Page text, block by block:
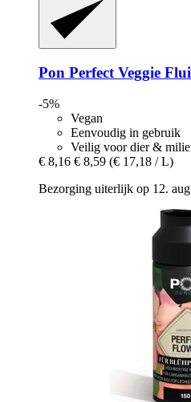
Pon Perfect Veggie
-5%
Vegan
Eenvoudig in gebruik
Veilig voor dier &
€ 8,16 € 8,59 (€ 17,18 / L)
Bezorging uiterlijk op 12.